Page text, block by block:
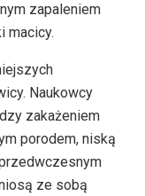
zapaleniem
macicy.
Naukowcy
zakażeniem
porodem, niską
ze sobą